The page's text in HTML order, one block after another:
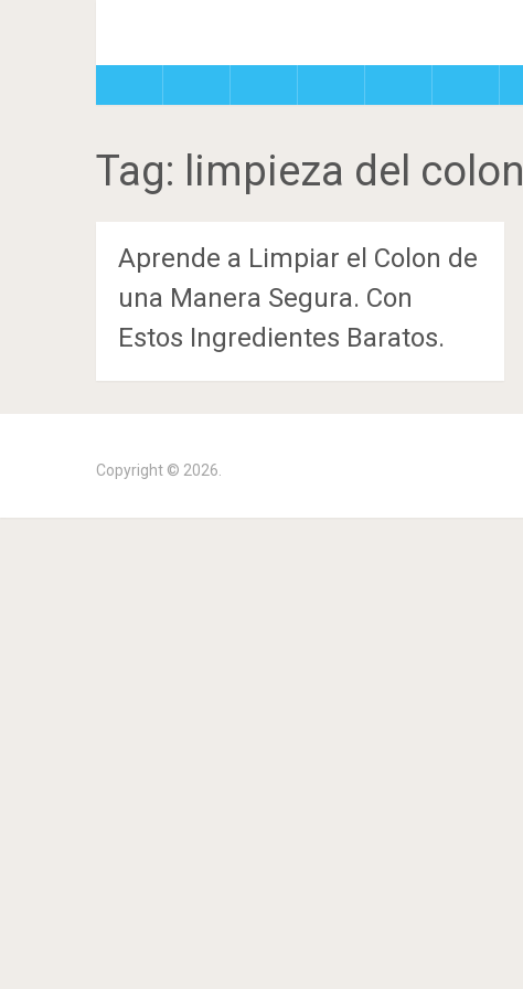
Tag: limpieza del colon
Aprende a Limpiar el Colon de
una Manera Segura. Con
Estos Ingredientes Baratos.
Copyright © 2026.